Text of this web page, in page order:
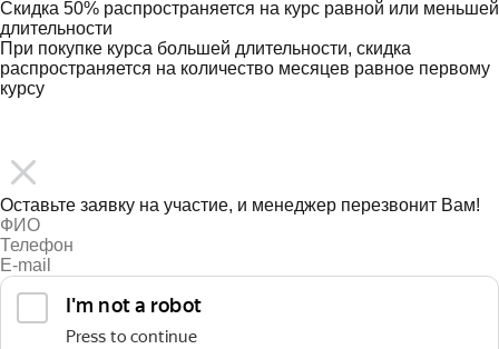
Скидка 50% распространяется на курс равной или меньшей
длительности
При покупке курса большей длительности, скидка
распространяется на количество месяцев равное первому
курсу
Оставьте заявку на участие, и менеджер перезвонит Вам!